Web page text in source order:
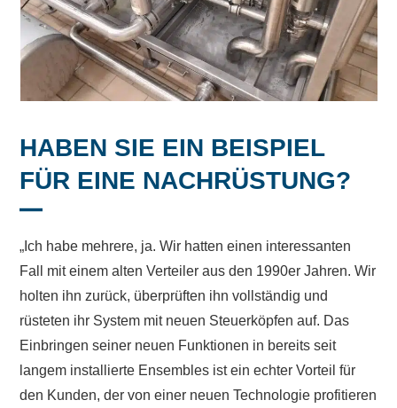
HABEN SIE EIN BEISPIEL
FÜR EINE NACHRÜSTUNG?
„Ich habe mehrere, ja. Wir hatten einen interessanten
Fall mit einem alten Verteiler aus den 1990er Jahren. Wir
holten ihn zurück, überprüften ihn vollständig und
rüsteten ihr System mit neuen Steuerköpfen auf. Das
Einbringen seiner neuen Funktionen in bereits seit
langem installierte Ensembles ist ein echter Vorteil für
den Kunden, der von einer neuen Technologie profitieren